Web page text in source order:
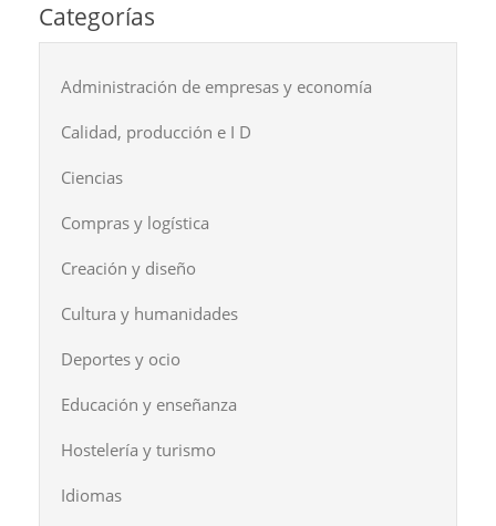
Categorías
Administración de empresas y economía
Calidad, producción e I D
Ciencias
Compras y logística
Creación y diseño
Cultura y humanidades
Deportes y ocio
Educación y enseñanza
Hostelería y turismo
Idiomas